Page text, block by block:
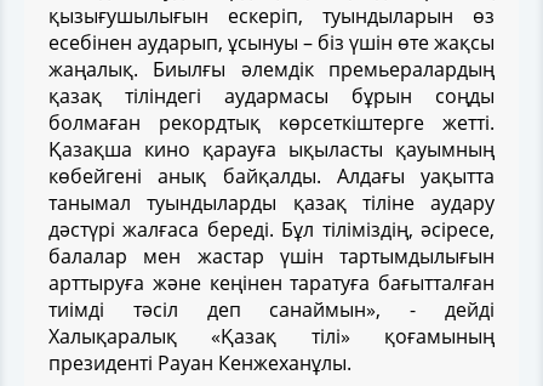
қызығушылығын ескеріп, туындыларын өз
есебінен аударып, ұсынуы – біз үшін өте жақсы
жаңалық. Биылғы әлемдік премьералардың
қазақ тіліндегі аудармасы бұрын соңды
болмаған рекордтық көрсеткіштерге жетті.
Қазақша кино қарауға ықыласты қауымның
көбейгені анық байқалды. Алдағы уақытта
танымал туындыларды қазақ тіліне аудару
дәстүрі жалғаса береді. Бұл тіліміздің, әсіресе,
балалар мен жастар үшін тартымдылығын
арттыруға және кеңінен таратуға бағытталған
тиімді тәсіл деп санаймын», - дейді
Халықаралық «Қазақ тілі» қоғамының
президенті Рауан Кенжеханұлы.